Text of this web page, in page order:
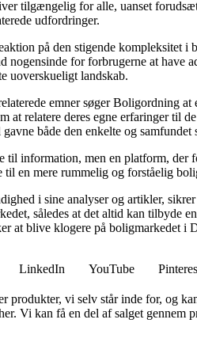
tilgængelig for alle, uanset
udfordringer.
på den stigende kompleksitet
nogensinde for forbrugerne at
uoverskueligt landskab.
emner søger Boligordning
at relatere deres egne erfaringer til
både den enkelte og samfundet
information, men en platform, der
til en mere rummelig og forståelig
i sine analyser og artikler,
således at det altid kan
at blive klogere på boligmarkedet i
LinkedIn YouTube
produkter, vi selv står inde for, og
Vi kan få en del af salget gennem